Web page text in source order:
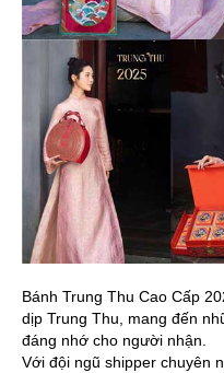
Bánh Trung Thu Cao Cấp
dịp Trung Thu, mang đến
đáng nhớ cho người nhận.
Với đội ngũ shipper chuyên